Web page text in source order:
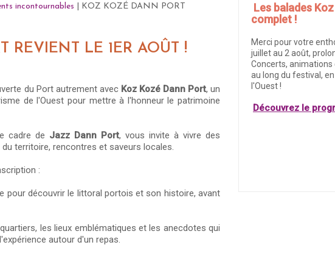
incontournables | KOZ KOZÉ DANN PORT
REVIENT LE 1ER AOÛT !
du Port autrement avec Koz Kozé Dann Port, un
de l'Ouest pour mettre à l'honneur le patrimoine
cadre de Jazz Dann Port, vous invite à vivre des
territoire, rencontres et saveurs locales.
:
pour découvrir le littoral portois et son histoire, avant
les lieux emblématiques et les anecdotes qui
autour d'un repas.
Les balades
complet !
Merci pour votre
juillet au 2 août,
Concerts,
au long du festival,
l'Ouest !
Découvrez le